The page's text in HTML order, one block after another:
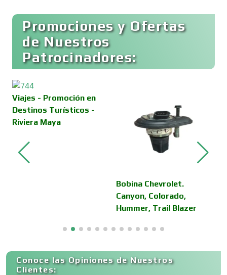
Cafeterías
Cajas de Ahorro
Cancelería de Aluminio
Capacitación
Promociones y Ofertas
de Nuestros
Patrocinadores:
Viajes - Promoción en
Destinos Turísticos -
Riviera Maya
Bobina Chevrolet.
Canyon, Colorado,
Hummer, Trail Blazer
Conoce las Opiniones de Nuestros
Clientes: